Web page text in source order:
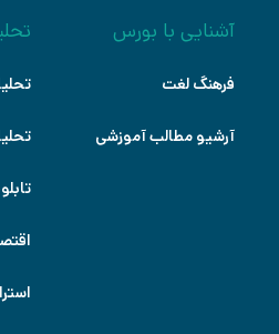
آشنایی با بورس
فرهنگ لغت
آرشیو مطالب آموزشی